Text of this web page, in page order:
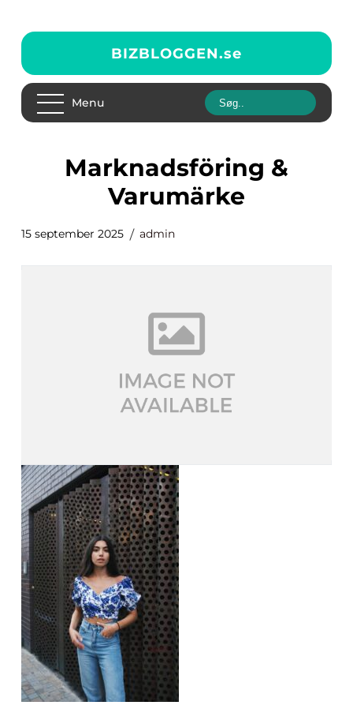
BIZBLOGGEN.se
Menu
Marknadsföring &
Varumärke
15 september 2025 admin